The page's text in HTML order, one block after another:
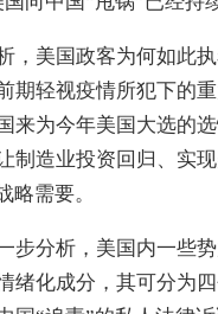
美国政客为何如此执
期轻视疫情所犯下的
来为今年美国大选的
制造业投资回归、实
略需要。
分析，美国内一些势
绪化成分，其可分为